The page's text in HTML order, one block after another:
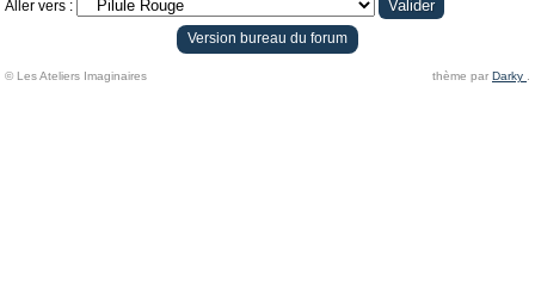
Aller vers :
Version bureau du forum
© Les Ateliers Imaginaires thème par Darky